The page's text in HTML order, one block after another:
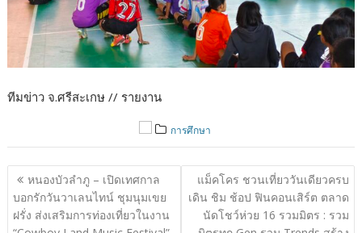
ทีมข่าว จ.ศรีสะเกษ // รายงาน
การศึกษา
แนะแนว
เรื่อง
หนองบัวลำภู – เปิดเทศกาล
บอกรักวันวาเลนไทน์ ชุมนุมเขย
ฝรั่ง ส่งเสริมการท่องเที่ยวในงาน
แม็คโคร ชวนเที่ยววันเดียวครบ
เดิน ชิม ช้อป ฟินคอนเสิร์ต ตลาด
นัดโชว์ห่วย 16 รวมมิตร : รวม